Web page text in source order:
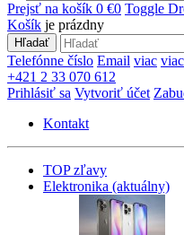
Prejsť na košík 0 €0 Toggle
Košík je prázdny
Hľadať
Telefónne číslo Email viac viac
+421 2 33 070 612
Prihlásiť sa Vytvoriť účet
Kontakt
TOP zľavy
Elektronika (aktuálny)